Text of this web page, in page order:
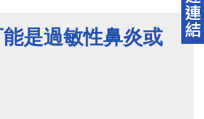
是過敏性鼻炎或